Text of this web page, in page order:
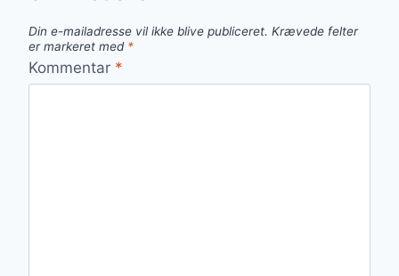
Din e-mailadresse vil ikke blive publiceret. Krævede felter
er markeret med *
Kommentar *